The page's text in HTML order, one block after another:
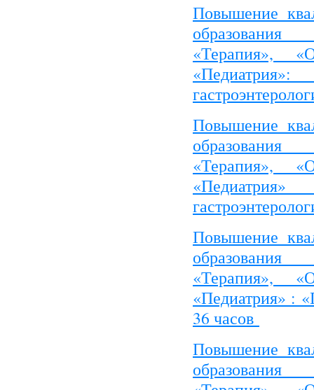
Повышение
«Терапия»,
Повышение
«Терапия»,
Повышение
«Терапия»,
«Педиатрия» :
36 часов
Повышение